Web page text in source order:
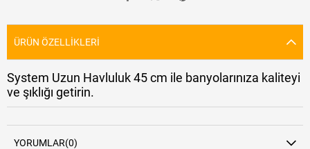
ÜRÜN ÖZELLIKLERI
System Uzun Havluluk 45 cm ile banyolarınıza kaliteyi
ve şıklığı getirin.
YORUMLAR(0)